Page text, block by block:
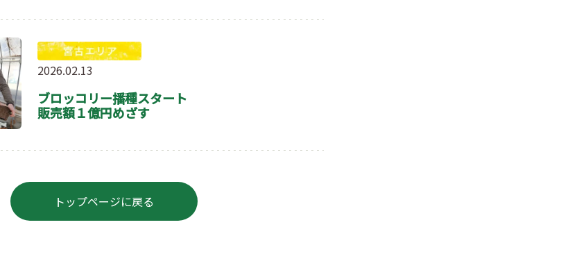
2026.02.13
ブロッコリー播種スタート
販売額１億円めざす
トップページに戻る